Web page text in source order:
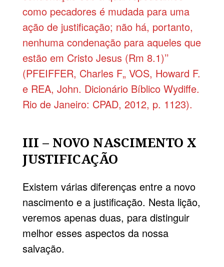
como pecadores é mudada para uma
ação de justificação; não há, portanto,
nenhuma condenação para aqueles que
estão em Cristo Jesus (Rm 8.1)’’
(PFEIFFER, Charles F„ VOS, Howard F.
e REA, John. Dicionário Bíblico Wydiffe.
Rio de Janeiro: CPAD, 2012, p. 1123).
III – NOVO NASCIMENTO X
JUSTIFICAÇÃO
Existem várias diferenças entre a novo
nascimento e a justificação. Nesta lição,
veremos apenas duas, para distinguir
melhor esses aspectos da nossa
salvação.